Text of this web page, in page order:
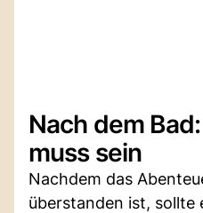
Nach dem
muss sein
Nachdem das
überstanden ist, sollte